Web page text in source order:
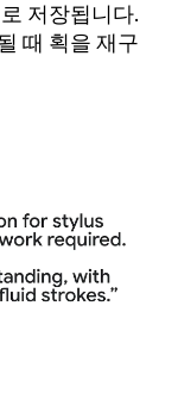
저장됩니다.
때 획을 재구